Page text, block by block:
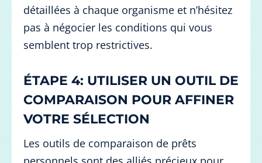
détaillées à chaque organisme et n’hésitez
pas à négocier les conditions qui vous
semblent trop restrictives.
ÉTAPE 4: UTILISER UN OUTIL DE
COMPARAISON POUR AFFINER
VOTRE SÉLECTION
Les outils de comparaison de prêts